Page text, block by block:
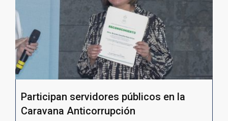
Participan servidores públicos en la
Caravana Anticorrupción